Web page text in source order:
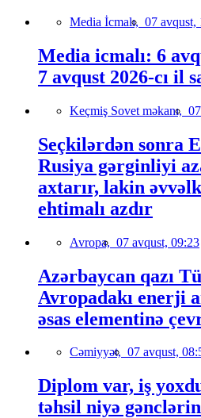
Media İcmalı, 07 avqust,
Media icmalı: 6
7 avqust 2026-cı il
Keçmiş Sovet məkanı,
Seçkilərdən sonra
Rusiya gərginliyi
axtarır, lakin
ehtimalı azdır
Avropa, 07 avqust, 09:23
Azərbaycan qazı
Avropadakı enerji
əsas elementinə
Cəmiyyət, 07 avqust,
Diplom var, iş
təhsil niyə